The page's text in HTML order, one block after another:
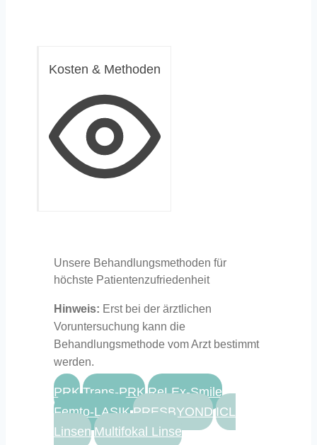
Kosten & Methoden
Unsere Behandlungsmethoden für
höchste Patientenzufriedenheit
Hinweis: Erst bei der ärztlichen
Voruntersuchung kann die
Behandlungsmethode vom Arzt bestimmt
werden.
PRK Trans-PRK ReLEx-Smile
Femto-LASIK PRESBYOND ICL
Linsen Multifokal Linse